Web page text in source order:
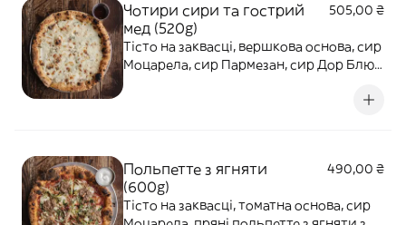
Чотири сири та гострий
мед (520g)
505,00 ₴
Тісто на заквасці, вершкова основа, сир
Моцарела, сир Пармезан, сир Дор Блю,
Польпетте з ягняти
(600g)
490,00 ₴
Тісто на заквасці, томатна основа, сир